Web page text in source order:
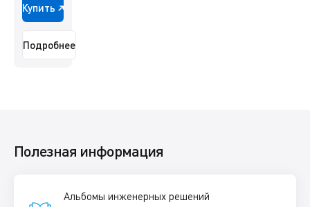
Купить
Подробнее
Полезная информация
Альбомы инженерных решений